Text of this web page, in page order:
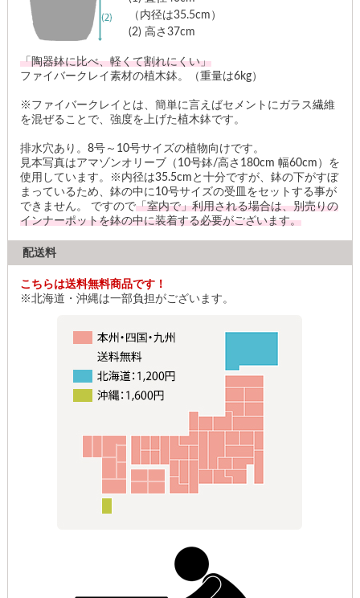
（内径は35.5cm）
(2) 高さ37cm
「陶器鉢に比べ、軽くて割れにくい」
ファイバークレイ素材の植木鉢。（重量は6kg）
※ファイバークレイとは、簡単に言えばセメントにガラス繊維
を混ぜることで、強度を上げた植木鉢です。
排水穴あり。8号～10号サイズの植物向けです。
見本写真はアマゾンオリーブ（10号鉢/高さ180cm 幅60cm）を
使用しています。※内径は35.5cmと十分ですが、鉢の下がすぼ
まっているため、鉢の中に10号サイズの受皿をセットする事が
できません。 ですので「室内で」利用される場合は、別売りの
インナーポットを鉢の中に装着する必要がございます。
配送料
こちらは送料無料商品です！
※北海道・沖縄は一部負担がございます。